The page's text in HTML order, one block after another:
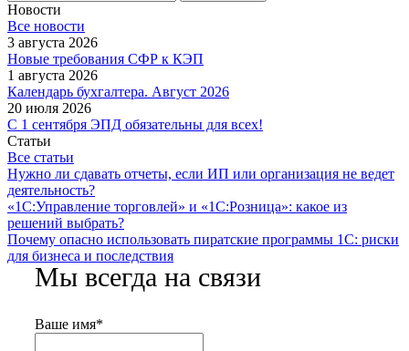
Новости
Все новости
3 августа 2026
Новые требования СФР к КЭП
1 августа 2026
Календарь бухгалтера. Август 2026
20 июля 2026
С 1 сентября ЭПД обязательны для всех!
Статьи
Все статьи
Нужно ли сдавать отчеты, если ИП или организация не ведет
деятельность?
«1С:Управление торговлей» и «1С:Розница»: какое из
решений выбрать?
Почему опасно использовать пиратские программы 1С: риски
для бизнеса и последствия
Мы всегда на связи
Ваше имя*